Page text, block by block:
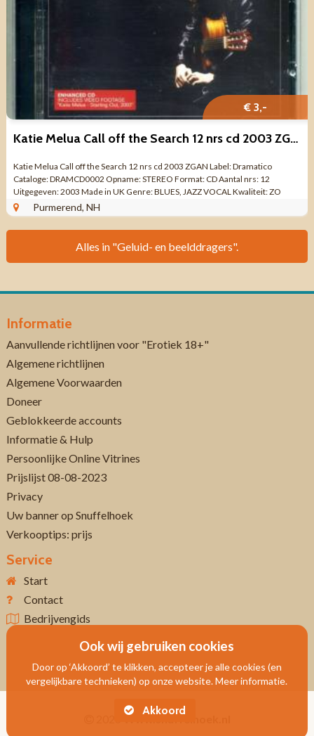
€ 3,-
Katie Melua Call off the Search 12 nrs cd 2003 ZGAN
Katie Melua Call off the Search 12 nrs cd 2003 ZGAN Label: Dramatico
Cataloge: DRAMCD0002 Opname: STEREO Format: CD Aantal nrs: 12
Uitgegeven: 2003 Made in UK Genre: BLUES, JAZZ VOCAL Kwaliteit: ZO
GOED ALS NIEUW Boekje 12 ...
Purmerend, NH
Alles in "Geluid- en beelddragers".
Informatie
Aanvullende richtlijnen voor "Erotiek 18+"
Algemene richtlijnen
Algemene Voorwaarden
Doneer
Geblokkeerde accounts
Informatie & Hulp
Persoonlijke Online Vitrines
Prijslijst 08-08-2023
Privacy
Uw banner op Snuffelhoek
Verkooptips: prijs
Service
Start
Contact
Bedrijvengids
Www.snuffelhoek.nl
Ook wij gebruiken cookies
Door op ‘Akkoord’ te klikken, accepteer je alle cookies (en
vergelijkbare technieken) op onze website. Meer informatie.
Akkoord